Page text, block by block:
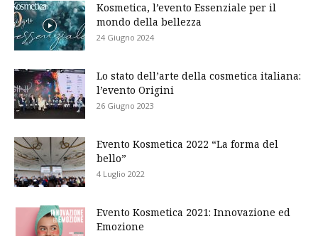
Kosmetica, l’evento Essenziale per il
mondo della bellezza
24 Giugno 2024
Lo stato dell’arte della cosmetica italiana:
l’evento Origini
26 Giugno 2023
Evento Kosmetica 2022 “La forma del
bello”
4 Luglio 2022
Evento Kosmetica 2021: Innovazione ed
Emozione